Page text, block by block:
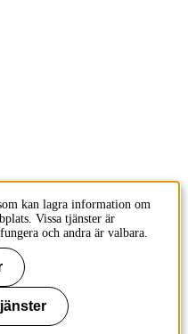
kan lagra information om
Vissa tjänster är
och andra är valbara.